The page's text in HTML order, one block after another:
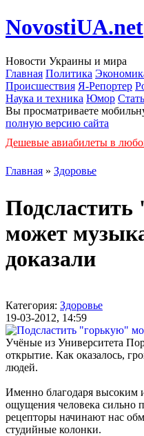
NovostiUA.net
Новости Украины и мира
Главная Политика
Происшествия Я-Репортер
Наука и техника Юмор
Вы просматриваете
полную версию сайта
Дешевые авиабилеты в
Главная » Здоровье
может
доказали
Категория: Здоровье
19-03-2012, 14:59
Учёные из Университета
открытие. Как оказалось,
людей.
Именно благодаря высоким
ощущения человека сильно
рецепторы начинают нас
студийные колонки.